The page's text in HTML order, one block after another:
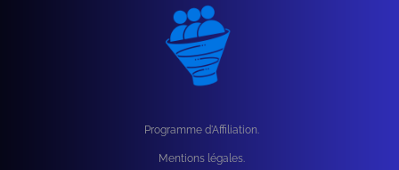
Programme d'Affiliation.
Mentions légales.